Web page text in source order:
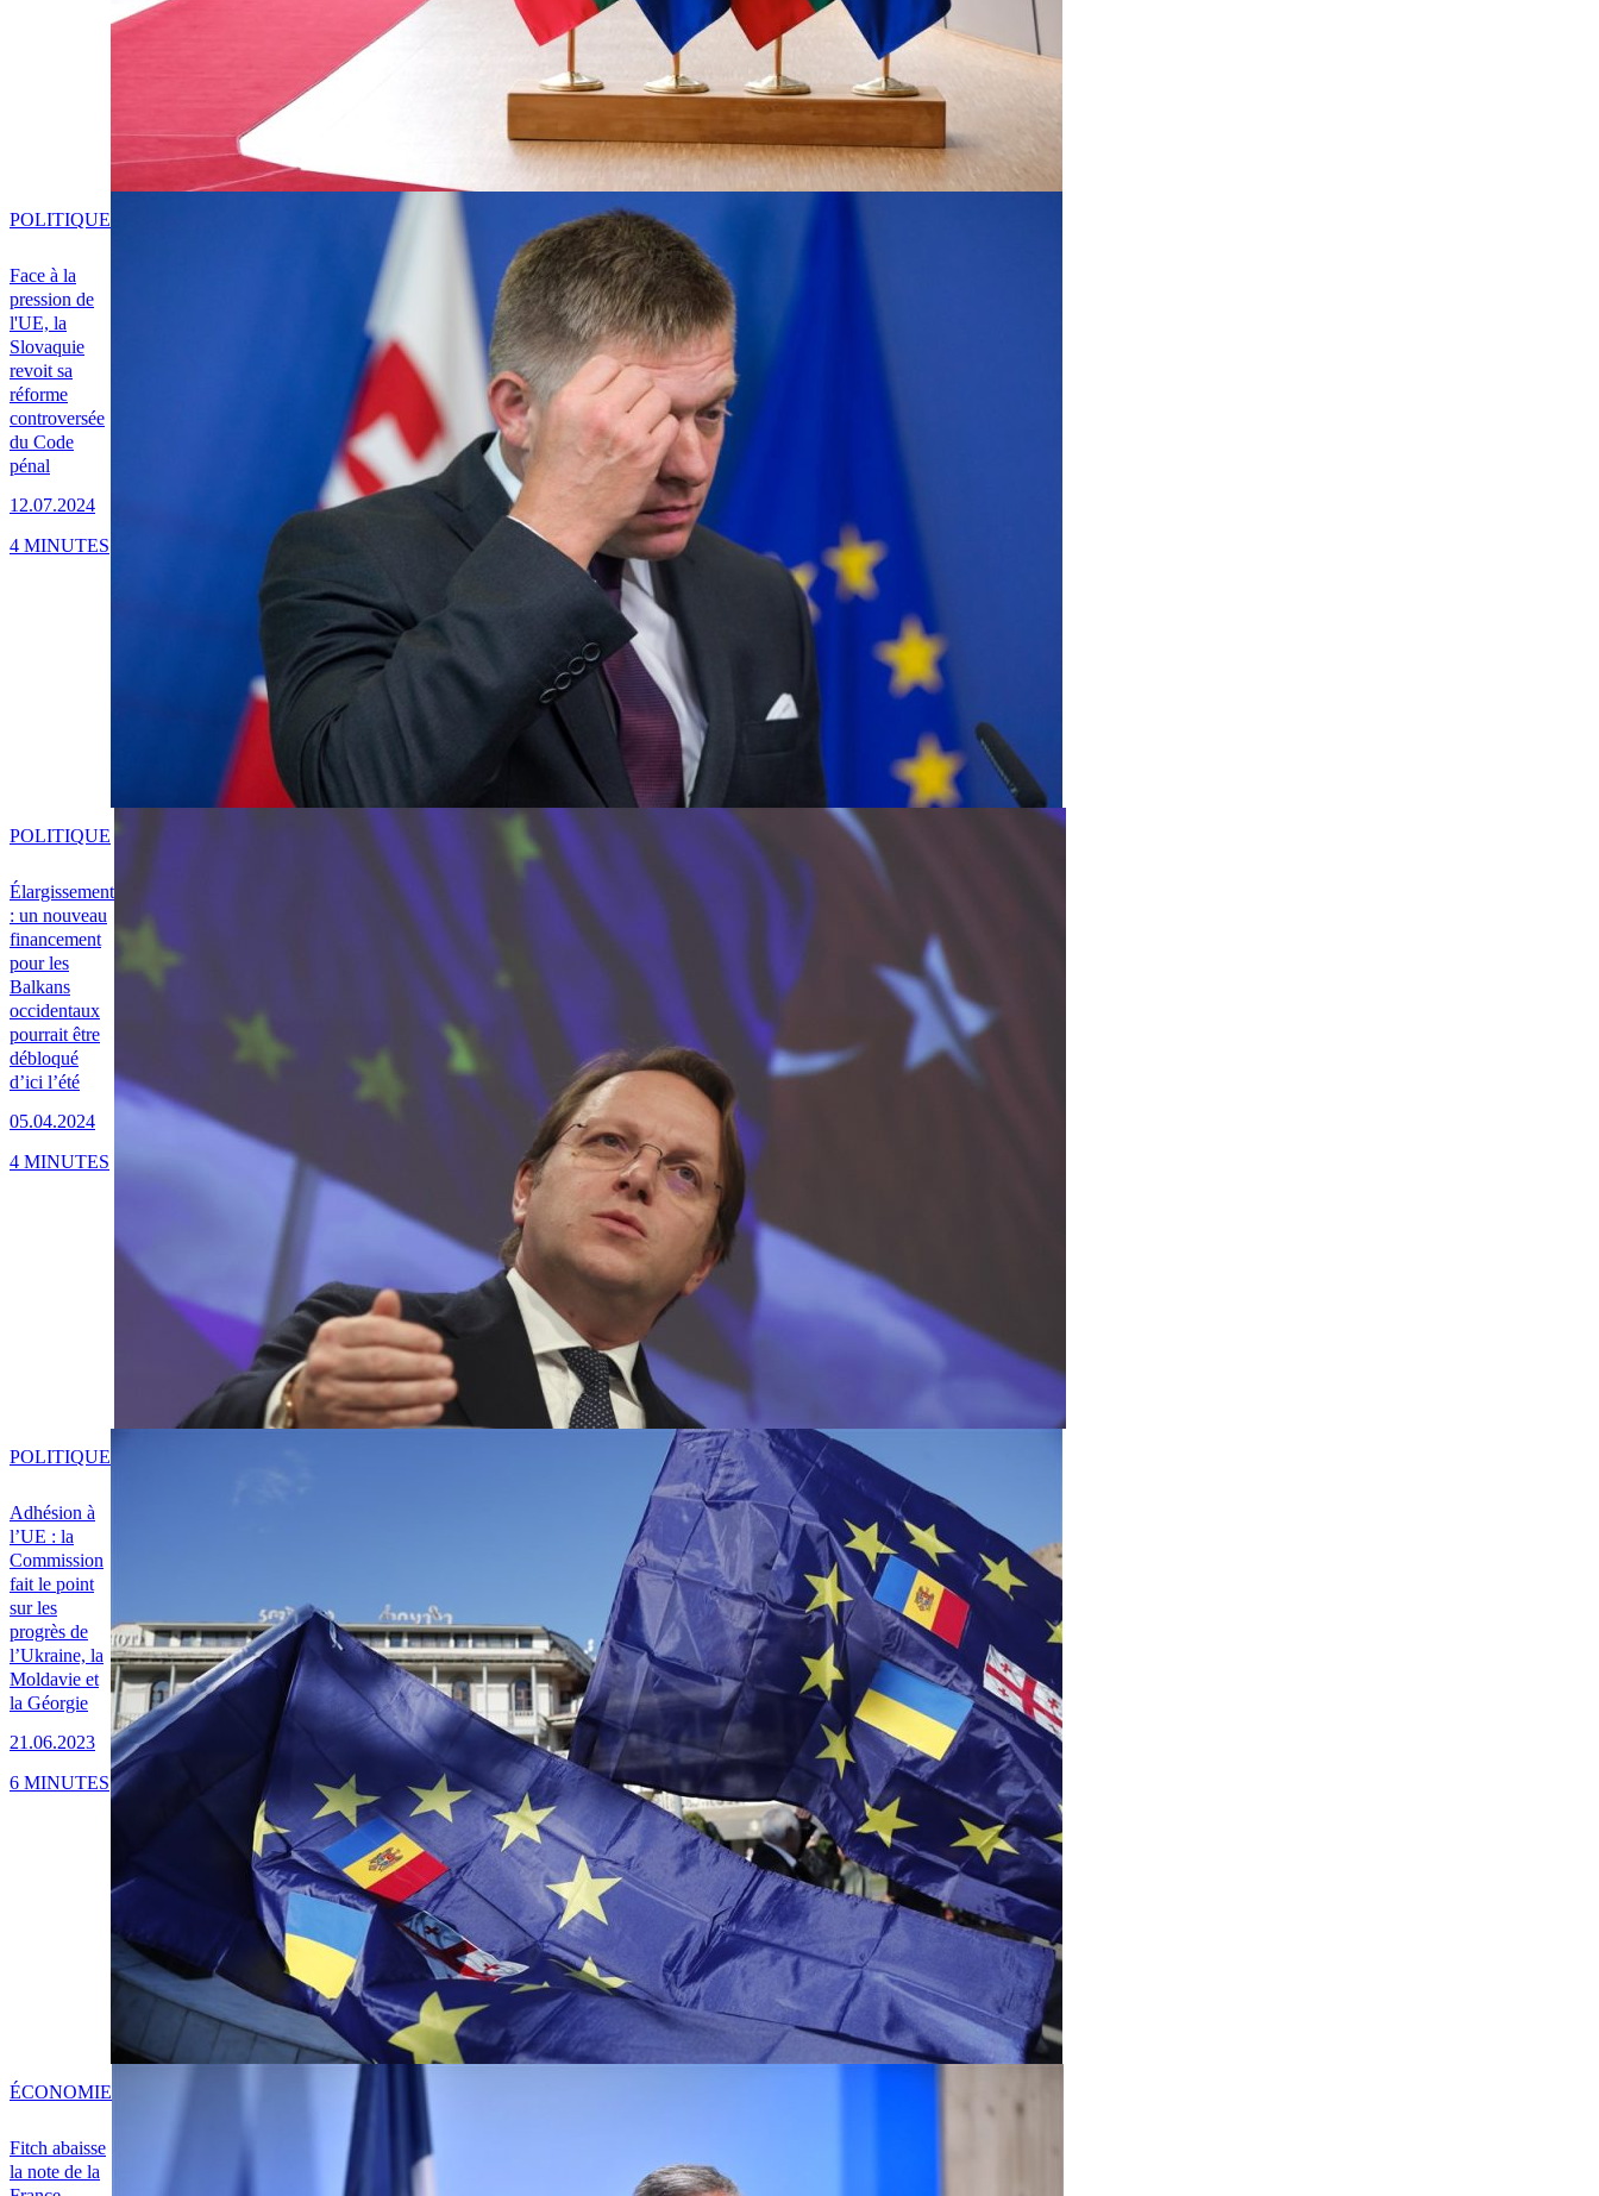
Face à la
pression de
l'UE, la
Slovaquie
revoit sa
réforme
controversée
du Code
pénal
12.07.2024
POLITIQUE
4 MINUTES
Élargissement
: un nouveau
financement
pour les
Balkans
occidentaux
pourrait être
débloqué
d’ici l’été
05.04.2024
POLITIQUE
4 MINUTES
Adhésion à
l’UE : la
Commission
fait le point
sur les
progrès de
l’Ukraine, la
Moldavie et
la Géorgie
21.06.2023
POLITIQUE
6 MINUTES
Fitch abaisse
la note de la
ÉCONOMIE